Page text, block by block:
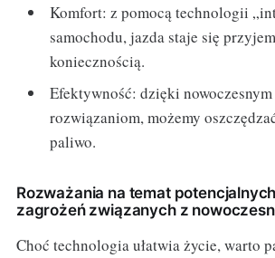
Komfort: z pomocą technologii
samochodu, jazda staje się
koniecznością.
Efektywność: dzięki nowoczesnym
rozwiązaniom, możemy
paliwo.
Rozważania na temat
zagrożeń związanych z
Choć technologia ułatwia życie, warto